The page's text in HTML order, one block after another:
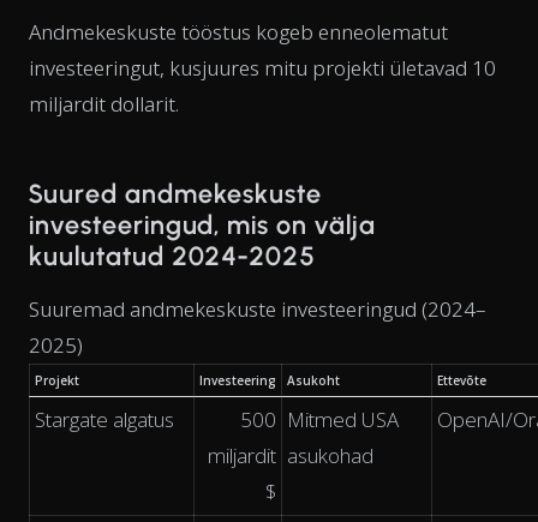
Andmekeskuste tööstus kogeb enneolematut
investeeringut, kusjuures mitu projekti ületavad 10
miljardit dollarit.
Suured andmekeskuste
investeeringud, mis on välja
kuulutatud 2024-2025
Suuremad andmekeskuste investeeringud (2024–
2025)
Projekt Investeering Asukoht Ettevõte
Stargate algatus
500
miljardit
$
Mitmed USA
asukohad
OpenAI/